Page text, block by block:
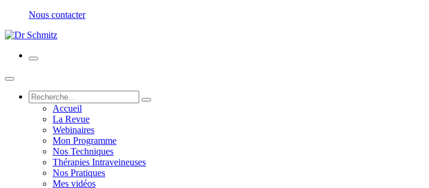
Nous contacter
Accueil
La Revue
Webinaires
Mon Programme
Nos Techniques
Thérapies Intraveineuses
Nos Pratiques
Mes vidéos